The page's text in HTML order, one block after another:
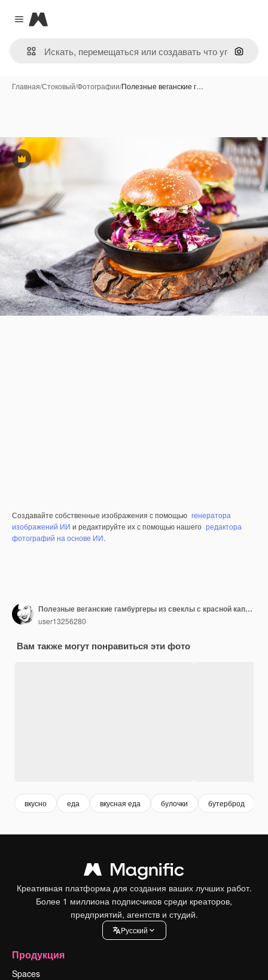
Close menu
Magnific
Поиск
Главная/Стоковый/Фотографии/Полезные веганские г…
Премиум
Создавайте собственные изображения с помощью генератора
изображений ИИ и редактируйте их с помощью нашего редактора
фотографий на основе ИИ.
Полезные веганские гамбургеры из свеклы с красной капустой и салатом
user13256280
Вам также могут понравиться эти фото
вкусно еда вкусная еда булочки бутерброд
Креативная платформа для создания ваших лучших работ.
Более 1 миллиона подписчиков среди креаторов,
предприятий, агентств и студий.
Pусский
Продукция
Spaces